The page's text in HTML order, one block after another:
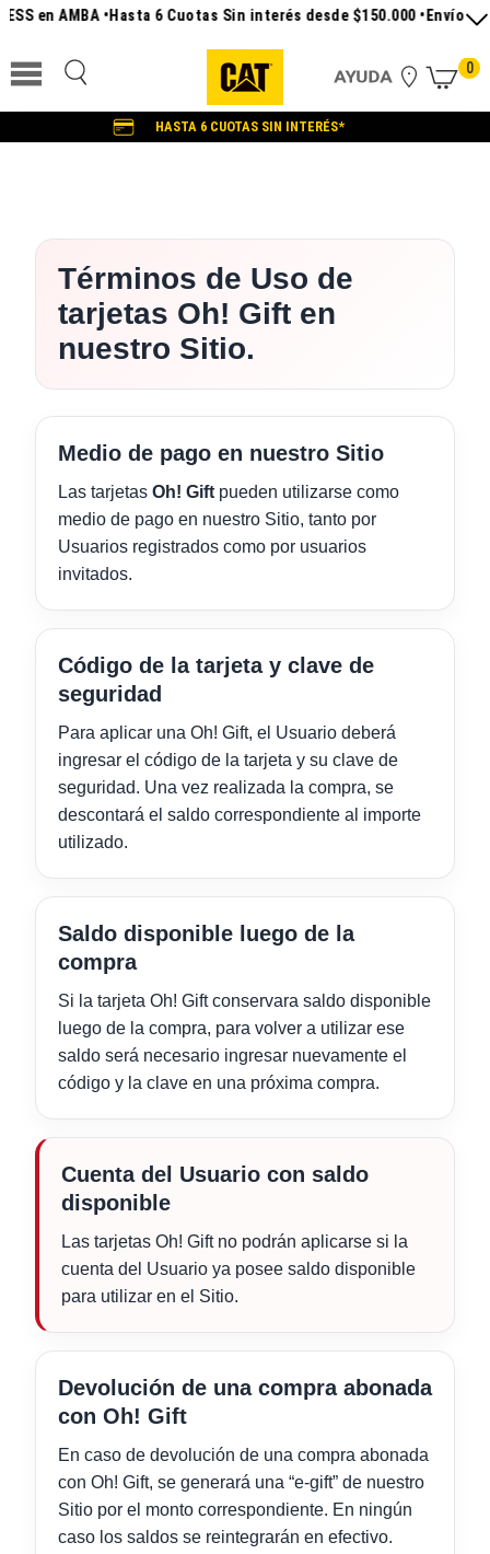
en AMBA • Hasta 6 Cuotas Sin interés desde $150.000 •Envío
0
HASTA 6 CUOTAS SIN INTERÉS*